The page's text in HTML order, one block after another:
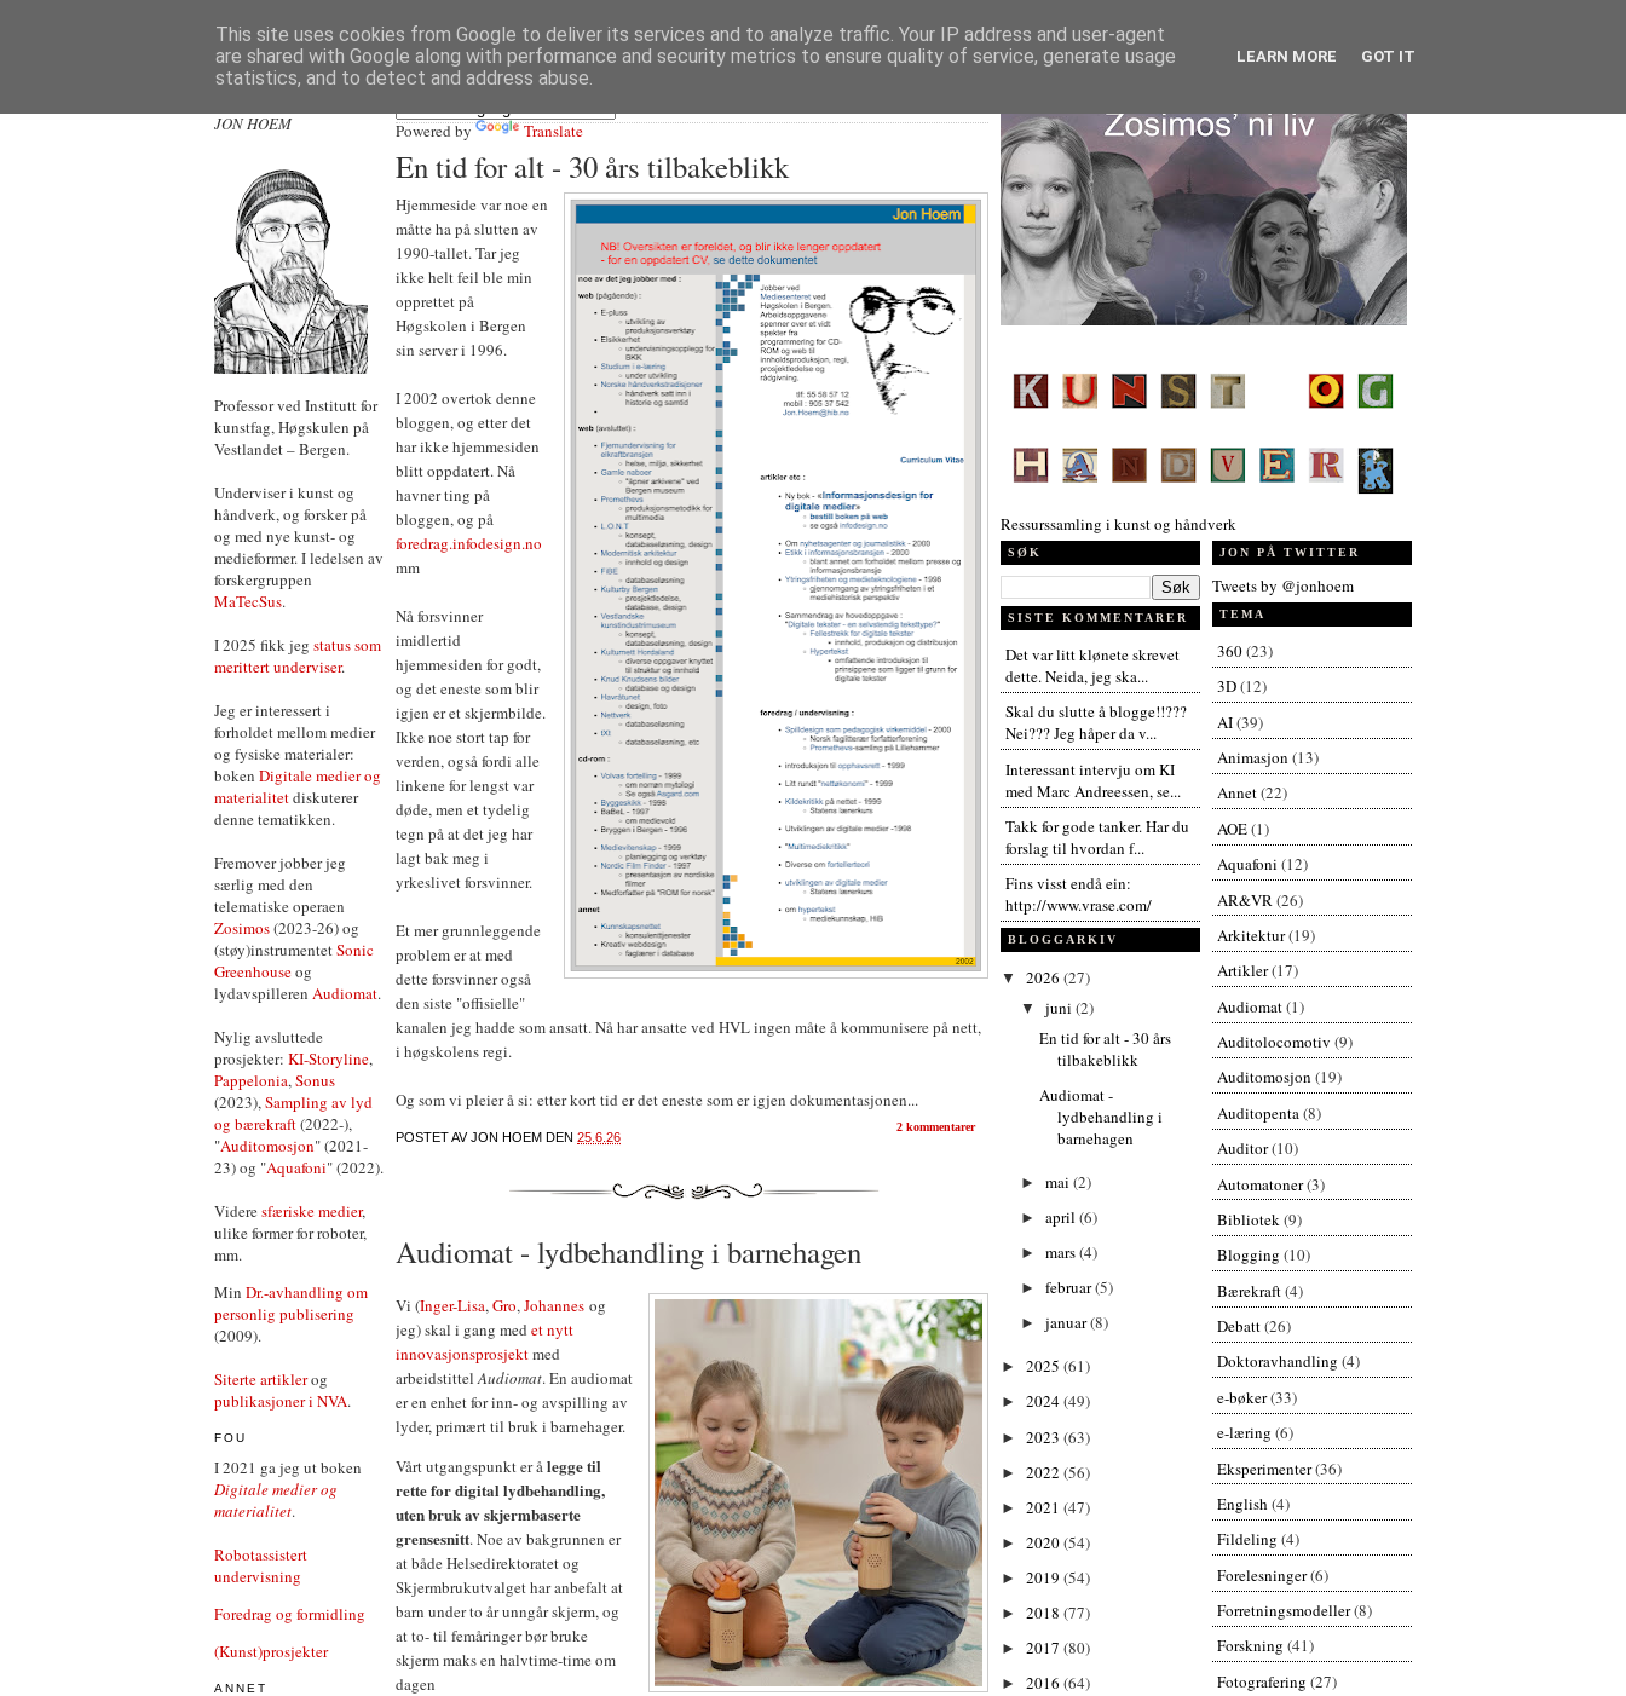
JON HOEM
Professor ved Institutt for
kunstfag, Høgskulen på
Vestlandet – Bergen.
Underviser i kunst og
håndverk, og forsker på
og med nye kunst- og
medieformer. I ledelsen av
forskergruppen
MaTecSus.
I 2025 fikk jeg status som
merittert underviser.
Jeg er interessert i
forholdet mellom medier
og fysiske materialer:
boken Digitale medier og
materialitetdiskuterer
denne tematikken.
Fremover jobber jeg
særlig med den
telematiske operaen
Zosimos(2023-26) og
(støy)instrumentetSonic
Greenhouseog
lydavspilleren Audiomat.
Nylig avsluttede
prosjekter: KI-Storyline,
Pappelonia,Sonus
(2023),Sampling av lyd
og bærekraft(2022-),
"Auditomosjon" (2021-
23) og "Aquafoni" (2022).
Videresfæriske medier,
ulike former for roboter,
mm.
Min Dr.-avhandling om
personlig publisering
(2009).
Siterte artiklerog
publikasjoner i NVA.
FOU
I 2021 ga jeg ut boken
Digitale medier og
materialitet.
Robotassistert
undervisning
Foredrag og formidling
(Kunst)prosjekter
ANNET
Powered by Translate
En tid for alt - 30 års tilbakeblikk
Hjemmeside var noe en
måtte ha på slutten av
1990-tallet. Tar jeg
ikke helt feil ble min
opprettet på
Høgskolen i Bergen
sin server i 1996.
I 2002 overtok denne
bloggen, og etter det
har ikke hjemmesiden
blitt oppdatert. Nå
havner ting på
bloggen, og på
foredrag.infodesign.no
mm
Nå forsvinner
imidlertid
hjemmesiden for godt,
og det eneste som blir
igjen er et skjermbilde.
Ikke noe stort tap for
verden, også fordi alle
linkene for lengst var
døde, men et tydelig
tegn på at det jeg har
lagt bak meg i
yrkeslivet forsvinner.
Et mer grunnleggende
problem er at med
dette forsvinner også
den siste "offisielle"
kanalen jeg hadde som ansatt. Nå har ansatte ved HVL ingen måte å kommunisere på nett,
i høgskolens regi.
Og som vi pleier å si: etter kort tid er det eneste som er igjen dokumentasjonen...
POSTET AVJON HOEM DEN 25.6.26
2 kommentarer
Audiomat - lydbehandling i barnehagen
Vi (Inger-Lisa,Gro,Johannes og
jeg) skal i gang med et nytt
innovasjonsprosjektmed
arbeidstittelAudiomat. En audiomat
er en enhet for inn- og avspilling av
lyder, primært til bruk i barnehager.
Vårt utgangspunkt er ålegge til
rette for digital lydbehandling,
uten bruk av skjermbaserte
grensesnitt. Noe av bakgrunnen er
at både Helsedirektoratet og
Skjermbrukutvalget har anbefalt at
barn under to år unngår skjerm, og
at to- til femåringer bør bruke
skjerm maks en halvtime-time om
dagen
Ressurssamling i kunst og håndverk
SØK
SISTE KOMMENTARER
Det var litt klønete skrevet
dette. Neida, jeg ska...
Skal du slutte å blogge!!???
Nei??? Jeg håper da v...
Interessant intervju om KI
med Marc Andreessen, se...
Takk for gode tanker. Har du
forslag til hvordan f...
Fins visst endå ein:
http://www.vrase.com/
BLOGGARKIV
▼ 2026 (27)
▼ juni (2)
En tid for alt - 30 års
tilbakeblikk
Audiomat -
lydbehandling i
barnehagen
► mai (2)
► april (6)
► mars(4)
► februar(5)
► januar(8)
► 2025 (61)
► 2024(49)
► 2023 (63)
► 2022 (56)
► 2021 (47)
► 2020(54)
► 2019 (54)
► 2018 (77)
► 2017 (80)
► 2016 (64)
JON PÅ TWITTER
Tweets by @jonhoem
TEMA
360(23)
3D(12)
AI(39)
Animasjon (13)
Annet(22)
AOE(1)
Aquafoni (12)
AR&VR (26)
Arkitektur(19)
Artikler(17)
Audiomat(1)
Auditolocomotiv (9)
Auditomosjon (19)
Auditopenta(8)
Auditor(10)
Automatoner(3)
Bibliotek(9)
Blogging (10)
Bærekraft(4)
Debatt(26)
Doktoravhandling (4)
e-bøker(33)
e-læring (6)
Eksperimenter(36)
English (4)
Fildeling (4)
Forelesninger(6)
Forretningsmodeller(8)
Forskning (41)
Fotografering (27)
This site uses cookies from Google to deliver its services and to analyze traffic. Your IP address and user-agent
are shared with Google along with performance and security metrics to ensure quality of service, generate usage
statistics, and to detect and address abuse.
LEARN MORE GOT IT